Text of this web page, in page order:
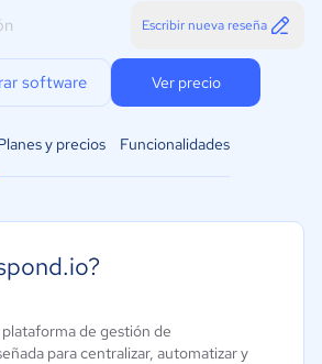
Escribir nueva reseña
software Ver precio
y precios Funcionalidades
de gestión de
para centralizar, automatizar y